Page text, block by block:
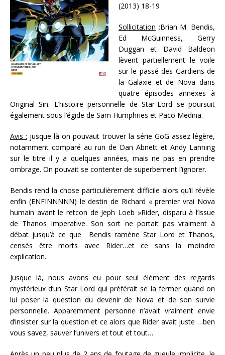
(2013) 18-19
Sollicitation :Brian M. Bendis,
Ed McGuinness, Gerry
Duggan et David Baldeon
lèvent partiellement le voile
sur le passé des Gardiens de
la Galaxie et de Nova dans
quatre épisodes annexes à
Original Sin. L’histoire personnelle de Star-Lord se poursuit
également sous l’égide de Sam Humphries et Paco Medina.
Avis : jusque là on pouvaut trouver la série GoG assez légère,
notamment comparé au run de Dan Abnett et Andy Lanning
sur le titre il y a quelques années, mais ne pas en prendre
ombrage. On pouvait se contenter de superbement l’ignorer.
Bendis rend la chose particulièrement difficile alors qu’il révèle
enfin (ENFINNNNN) le destin de Richard « premier vrai Nova
humain avant le retcon de Jeph Loeb »Rider, disparu à l’issue
de Thanos Imperative. Son sort ne portait pas vraiment à
débat jusqu’à ce que Bendis ramène Star Lord et Thanos,
censés être morts avec Rider…et ce sans la moindre
explication.
Jusque là, nous avons eu pour seul élément des regards
mystérieux d’un Star Lord qui préférait se la fermer quand on
lui poser la question du devenir de Nova et de son survie
personnelle. Apparemment personne n’avait vraiment envie
d’insister sur la question et ce alors que Rider avait juste …ben
vous savez, sauver l’univers et tout et tout…